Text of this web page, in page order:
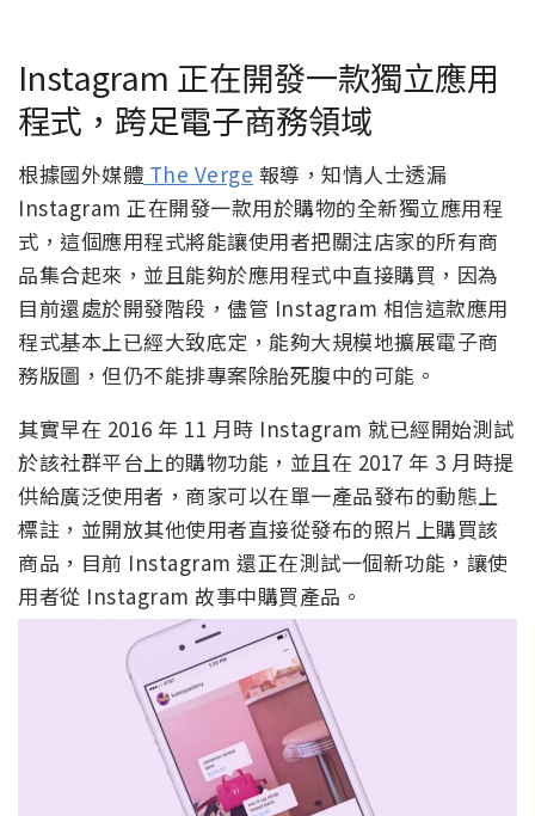
Instagram 正在開發一款獨立應用
程式，跨足電子商務領域
根據國外媒體 The Verge 報導，知情人士透漏
Instagram 正在開發一款用於購物的全新獨立應用程
式，這個應用程式將能讓使用者把關注店家的所有商
品集合起來，並且能夠於應用程式中直接購買，因為
目前還處於開發階段，儘管 Instagram 相信這款應用
程式基本上已經大致底定，能夠大規模地擴展電子商
務版圖，但仍不能排專案除胎死腹中的可能。
其實早在 2016 年 11 月時 Instagram 就已經開始測試
於該社群平台上的購物功能，並且在 2017 年 3 月時提
供給廣泛使用者，商家可以在單一產品發布的動態上
標註，並開放其他使用者直接從發布的照片上購買該
商品，目前 Instagram 還正在測試一個新功能，讓使
用者從 Instagram 故事中購買產品。